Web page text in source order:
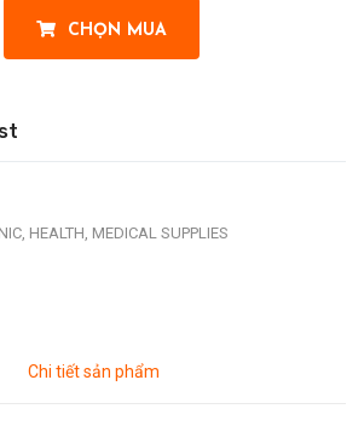
CHỌN MUA
HEALTH, MEDICAL SUPPLIES
Chi tiết sản phẩm